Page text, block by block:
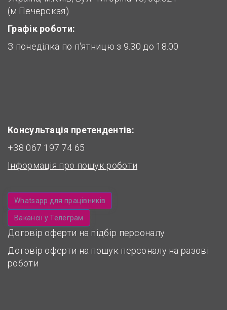
(м.Печерская)
Графік роботи:
З понеділка по п'ятницю з 9.30 до 18.00
Консультація претендентів:
+38 067 197 74 65
Інформація про пошук роботи
Whatsapp для працівників
Вакансії у Телеграм
Договір оферти на підбір персоналу
Договір оферти на пошук персоналу на разові
роботи